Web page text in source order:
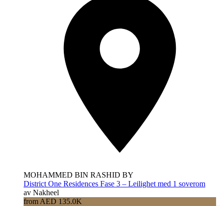
MOHAMMED BIN RASHID BY
District One Residences Fase 3 – Leilighet med 1 soverom
av Nakheel
from AED 135.0K